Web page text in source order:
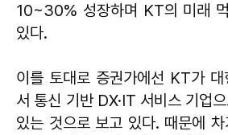
10~30% 성장하며 KT의 미래
있다.
이를 토대로 증권가에선 KT가 대
서 통신 기반 DX·IT 서비스 기업
있는 것으로 보고 있다. 때문에